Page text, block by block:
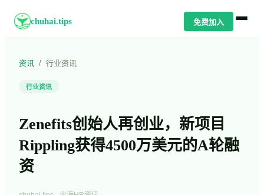
chuhai.tips 免费加入
资讯 / 行业资讯
行业资讯
Zenefits创始人再创业，新项目
Rippling获得4500万美元的A轮融
资